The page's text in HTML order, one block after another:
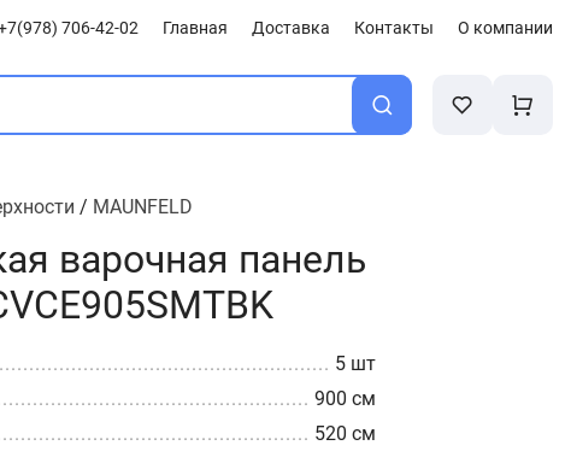
706-42-02 Главная Доставка Контакты О компании
/ MAUNFELD
варочная панель
5 шт
900 см
520 см